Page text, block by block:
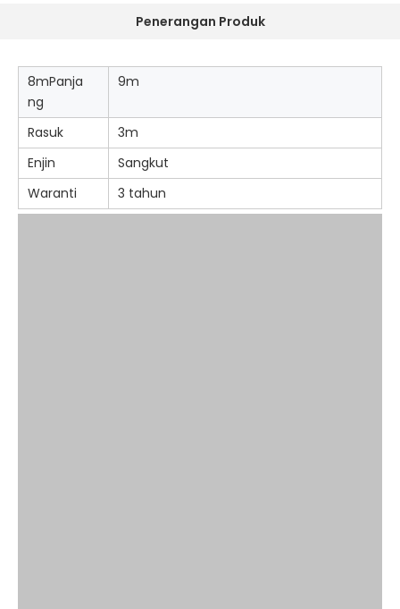
Penerangan Produk
8mPanja
ng
9m
Rasuk
3m
Enjin
Sangkut
Waranti
3 tahun